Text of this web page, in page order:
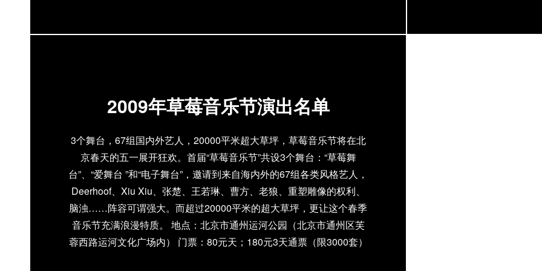
是爱上机器的嬉皮士
2009年草莓音乐节演出名单
3个舞台，67组国内外艺人，20000平米超大草坪，草莓音乐节将在北
京春天的五一展开狂欢。首届“草莓音乐节”共设3个舞台：“草莓舞
台”、“爱舞台 ”和“电子舞台”，邀请到来自海内外的67组各类风格艺人，
Deerhoof、Xiu Xiu、张楚、王若琳、曹方、老狼、重塑雕像的权利、
脑浊……阵容可谓强大。而超过20000平米的超大草坪，更让这个春季
音乐节充满浪漫特质。 地点：北京市通州运河公园（北京市通州区芙
蓉西路运河文化广场内） 门票：80元天；180元3天通票（限3000套）